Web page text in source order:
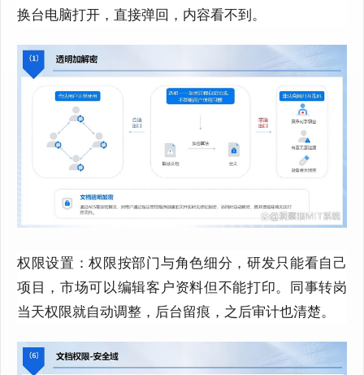
换台电脑打开，直接弹回，内容看不到。
权限设置：权限按部门与角色细分 ， 研发只能看自己
项目，市场可以编辑客户资料但不能打印。同事转岗
当天权限就自动调整，后台留痕，之后审计也清楚。